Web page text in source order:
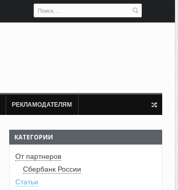
РЕКЛАМОДАТЕЛЯМ
КАТЕГОРИИ
От партнеров
Сбербанк России
Статьи